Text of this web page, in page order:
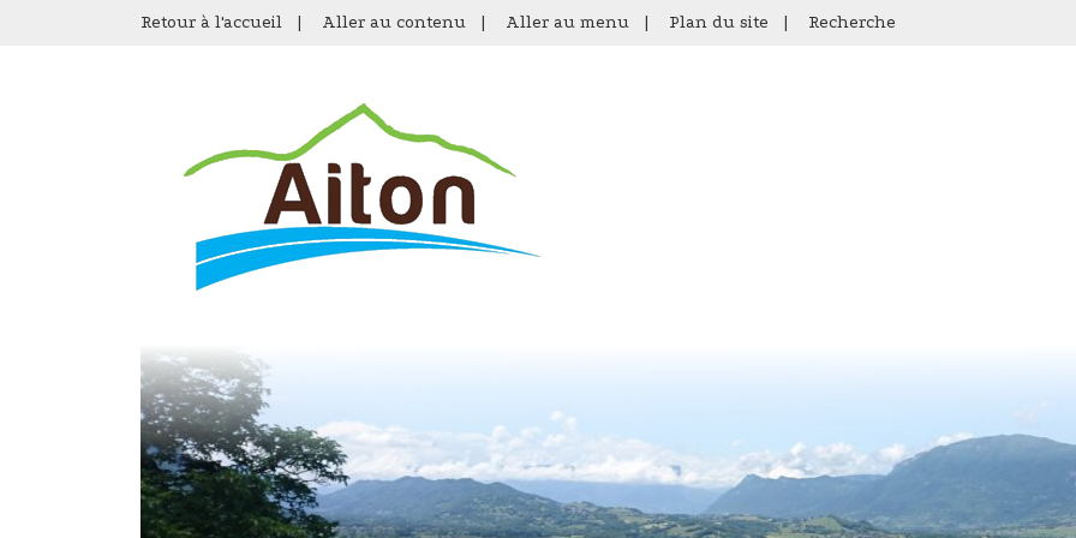
Retour à l'accueil | Aller au contenu | Aller au menu | Plan du site | Recherche